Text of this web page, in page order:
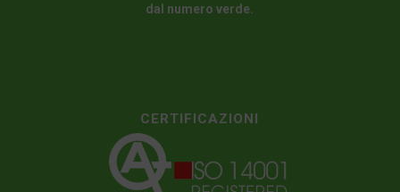
dal numero verde.
CERTIFICAZIONI